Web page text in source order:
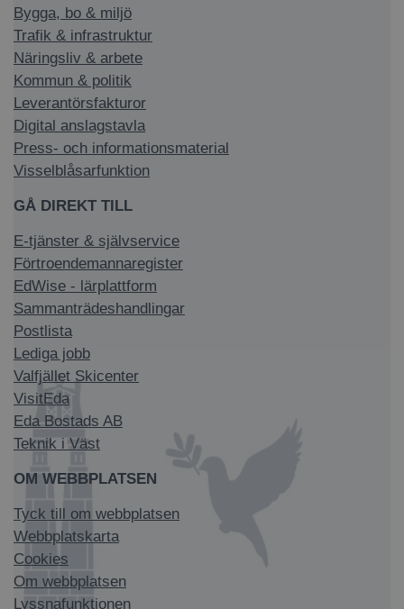
Bygga, bo & miljö
Trafik & infrastruktur
Näringsliv & arbete
Kommun & politik
Leverantörsfakturor
Digital anslagstavla
Press- och informationsmaterial
Visselblåsarfunktion
GÅ DIREKT TILL
E-tjänster & självservice
Förtroendemannaregister
EdWise - lärplattform
Sammanträdeshandlingar
Postlista
Lediga jobb
Valfjället Skicenter
VisitEda
Eda Bostads AB
Teknik i Väst
OM WEBBPLATSEN
Tyck till om webbplatsen
Webbplatskarta
Cookies
Om webbplatsen
Lyssnafunktionen